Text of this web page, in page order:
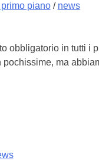
primo piano/ news
obbligatorio in
ma